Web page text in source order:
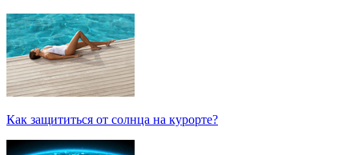
Как защититься от солнца на курорте?